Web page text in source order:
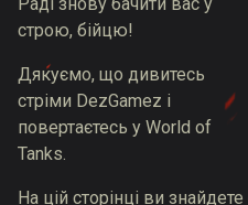
строю, бійцю!
Дякуємо, що дивитесь
стріми DezGamez і
повертаєтесь у World of
Tanks.
На цій сторінці ви